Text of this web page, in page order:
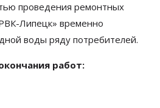
проведения ремонтных
Липецк» временно
воды ряду потребителей.
работ: